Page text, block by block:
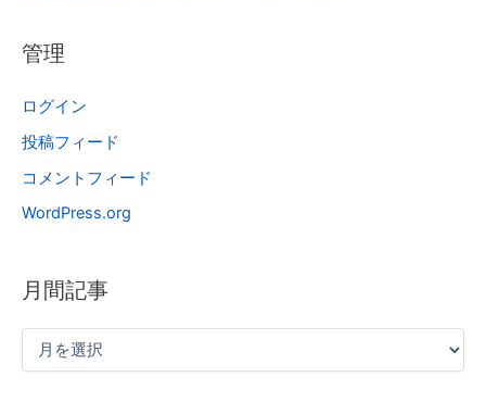
管理
ログイン
投稿フィード
コメントフィード
WordPress.org
月間記事